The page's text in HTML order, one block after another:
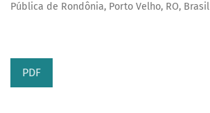
Pública de Rondônia, Porto Velho, RO, Brasil
PDF